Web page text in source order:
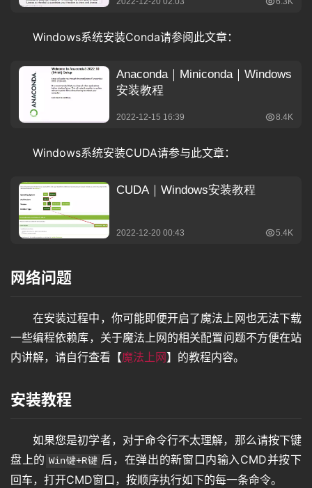
Windows系统安装Conda请参阅此文章：
Windows系统安装CUDA请参与此文章：
网络问题
在安装过程中，你可能即便开启了魔法上网也无法下载
一些编程依赖库，关于魔法上网的相关配置问题不方便在站
内讲解，请自行查看【魔法上网】的教程内容。
安装教程
如果您是初学者，对于命令行不太理解，那么请按下键
盘上的 Win键+R键 后，在弹出的新窗口内输入CMD并按下
回车，打开CMD窗口，按顺序执行如下的每一条命令。